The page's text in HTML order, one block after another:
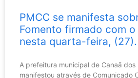
PMCC se manifesta
Fomento firmado com o
nesta quarta-feira, (27).
A prefeitura municipal de Canaã dos
manifestou através de Comunicado